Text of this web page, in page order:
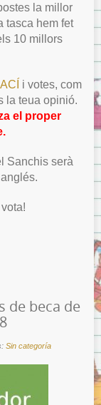
la millor
tasca hem fet
10 millors
ACÍ i votes, com
la teua opinió.
el proper
Sanchis serà
de beca de
Sin categoría